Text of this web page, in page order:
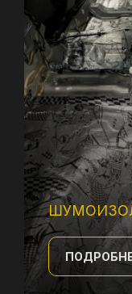
ПОДРОБНЕЕ
Наши